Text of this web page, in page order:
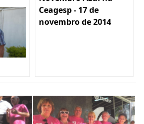
Ceagesp - 17 de
novembro de 2014